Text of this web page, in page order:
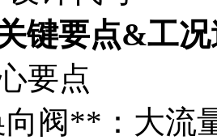
键要点&工
要点
阀**：大流